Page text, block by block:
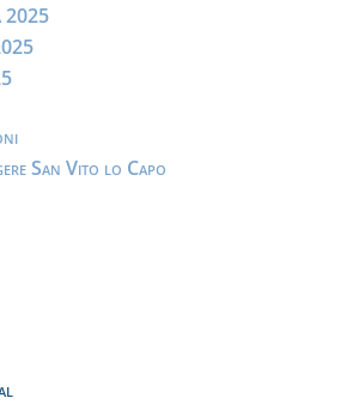
2025
San Vito lo Capo